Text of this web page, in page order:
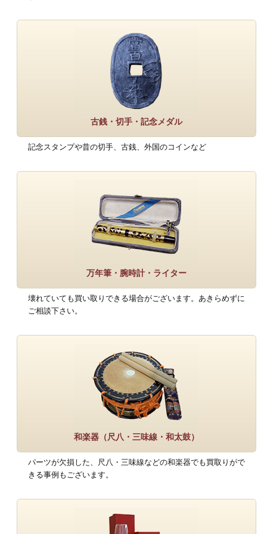
古銭・切手・記念メダル
記念スタンプや昔の切手、古銭、外国のコインなど
万年筆・腕時計・ライター
壊れていても買い取りできる場合がございます。あきらめずに
ご相談下さい。
和楽器（尺八・三味線・和太鼓）
パーツが欠損した、尺八・三味線などの和楽器でも買取りがで
きる事例もございます。